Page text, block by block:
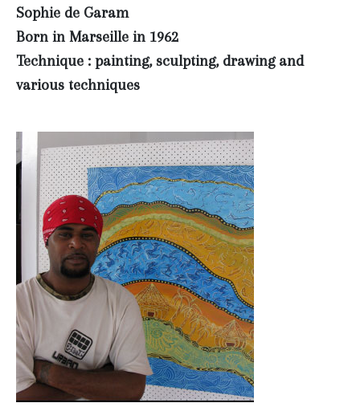
Sophie de Garam
Born in Marseille in 1962
Technique : painting, sculpting, drawing and
various techniques